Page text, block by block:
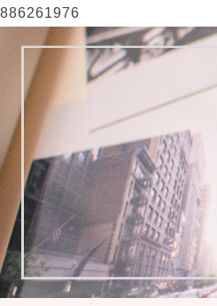
886261976